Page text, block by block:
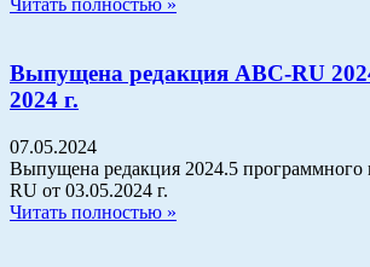
Читать полностью »
Выпущена редакция АВС-RU
2024 г.
07.05.2024
Выпущена редакция 2024.5
RU от 03.05.2024 г.
Читать полностью »